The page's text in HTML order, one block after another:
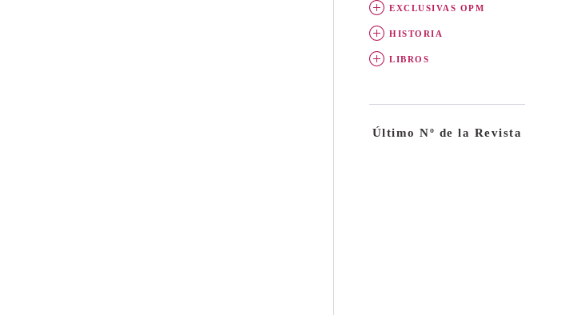
EXCLUSIVAS OPM
HISTORIA
LIBROS
Último Nº de la Revista